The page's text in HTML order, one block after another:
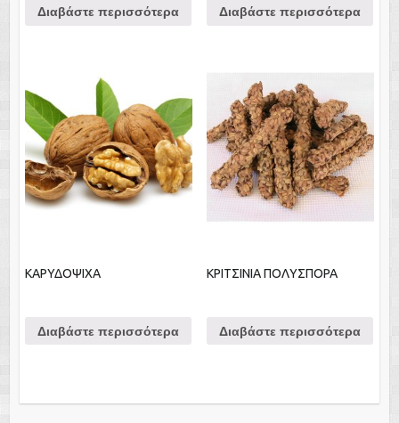
Διαβάστε περισσότερα Διαβάστε περισσότερα
ΚΑΡΥΔΟΨΙΧΑ
Διαβάστε περισσότερα
ΚΡΙΤΣΙΝΙΑ ΠΟΛΥΣΠΟΡΑ
Διαβάστε περισσότερα